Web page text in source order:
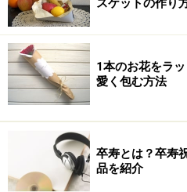
結婚、出産祝い以外のお祝い
ません。
数の吉凶について
数の基本は、奇数が「
吉数は「三・五・七・
1本のお花をラ
愛く包む方法
卒寿とは？卒寿
品を紹介